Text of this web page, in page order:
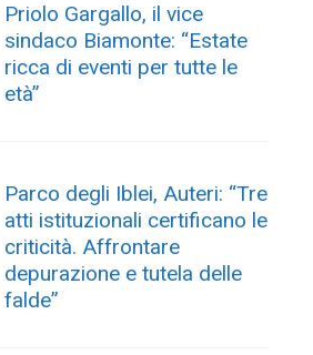
Priolo Gargallo, il vice
sindaco Biamonte: “Estate
ricca di eventi per tutte le
età”
Parco degli Iblei, Auteri: “Tre
atti istituzionali certificano le
criticità. Affrontare
depurazione e tutela delle
falde”